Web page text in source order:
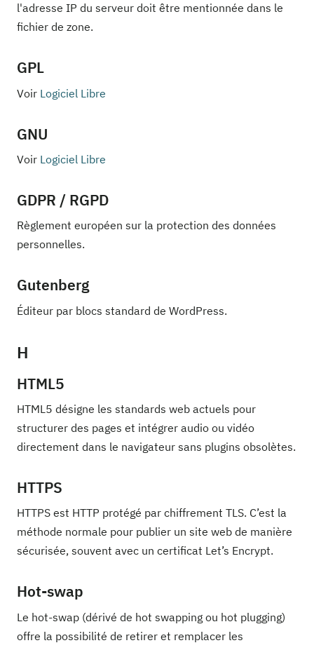
l'adresse IP du serveur doit être mentionnée dans le
fichier de zone.
GPL
Voir Logiciel Libre
GNU
Voir Logiciel Libre
GDPR / RGPD
Règlement européen sur la protection des données
personnelles.
Gutenberg
Éditeur par blocs standard de WordPress.
H
HTML5
HTML5 désigne les standards web actuels pour
structurer des pages et intégrer audio ou vidéo
directement dans le navigateur sans plugins obsolètes.
HTTPS
HTTPS est HTTP protégé par chiffrement TLS. C’est la
méthode normale pour publier un site web de manière
sécurisée, souvent avec un certificat Let’s Encrypt.
Hot-swap
Le hot-swap (dérivé de hot swapping ou hot plugging)
offre la possibilité de retirer et remplacer les